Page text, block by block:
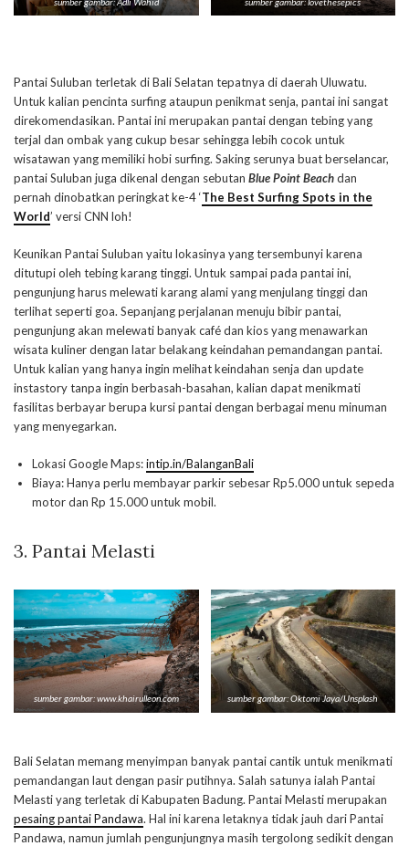
Pantai Suluban terletak di Bali Selatan tepatnya di daerah Uluwatu.
Untuk kalian pencinta surfing ataupun penikmat senja, pantai ini sangat
direkomendasikan. Pantai ini merupakan pantai dengan tebing yang
terjal dan ombak yang cukup besar sehingga lebih cocok untuk
wisatawan yang memiliki hobi surfing. Saking serunya buat berselancar,
pantai Suluban juga dikenal dengan sebutan Blue Point Beachdan
pernah dinobatkan peringkat ke-4 ‘The Best Surfing Spots in the
World’ versi CNN loh!
Keunikan Pantai Suluban yaitu lokasinya yang tersembunyi karena
ditutupi oleh tebing karang tinggi. Untuk sampai pada pantai ini,
pengunjung harus melewati karang alami yang menjulang tinggi dan
terlihat seperti goa. Sepanjang perjalanan menuju bibir pantai,
pengunjung akan melewati banyak café dan kios yang menawarkan
wisata kuliner dengan latar belakang keindahan pemandangan pantai.
Untuk kalian yang hanya ingin melihat keindahan senja dan update
instastory tanpa ingin berbasah-basahan, kalian dapat menikmati
fasilitas berbayar berupa kursi pantai dengan berbagai menu minuman
yang menyegarkan.
Lokasi Google Maps:intip.in/BalanganBali
Biaya: Hanya perlu membayar parkir sebesar Rp5.000 untuk sepeda
motor dan Rp 15.000 untuk mobil.
3. Pantai Melasti
sumber gambar: www.khairulleon.com sumber gambar: Oktomi Jaya/Unsplash
Bali Selatan memang menyimpan banyak pantai cantik untuk menikmati
pemandangan laut dengan pasir putihnya. Salah satunya ialah Pantai
Melasti yang terletak di Kabupaten Badung. Pantai Melasti merupakan
pesaing pantai Pandawa. Hal ini karena letaknya tidak jauh dari Pantai
Pandawa, namun jumlah pengunjungnya masih tergolong sedikit dengan